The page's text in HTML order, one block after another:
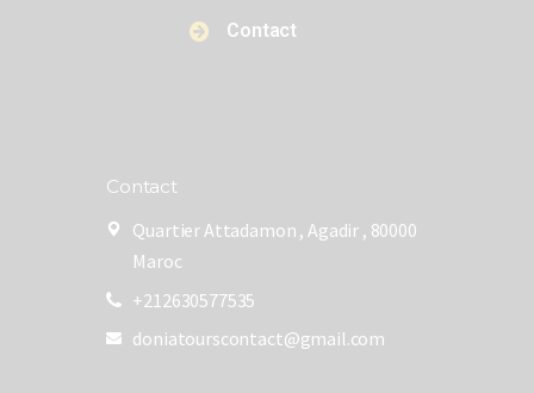
Contact
Contact
Quartier Attadamon , Agadir , 80000
Maroc
+212630577535
doniatourscontact@gmail.com